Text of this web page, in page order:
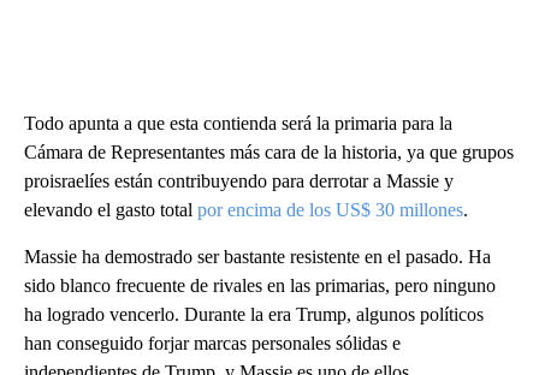
Todo apunta a que esta contienda será la primaria para la
Cámara de Representantes más cara de la historia, ya que grupos
proisraelíes están contribuyendo para derrotar a Massie y
elevando el gasto total por encima de los US$ 30 millones.
Massie ha demostrado ser bastante resistente en el pasado. Ha
sido blanco frecuente de rivales en las primarias, pero ninguno
ha logrado vencerlo. Durante la era Trump, algunos políticos
han conseguido forjar marcas personales sólidas e